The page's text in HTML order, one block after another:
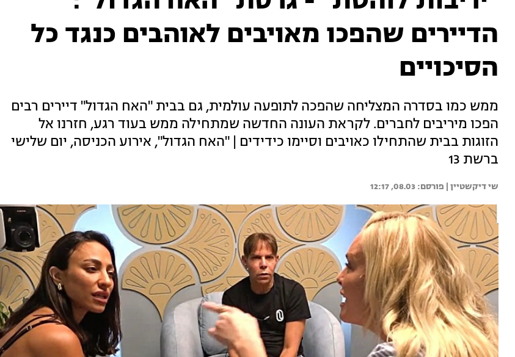
הדיירים שהפכו מאויבים לאוהבים כנגד כל
הסיכויים
ממש כמו בסדרה המצליחה שהפכה לתופעה עולמית, גם בבית "האח הגדול" דיירים רבים
הפכו מיריבים לחברים. לקראת העונה החדשה שמתחילה ממש בעוד רגע, חזרנו אל
הזוגות בבית שהתחילו כאויבים וסיימו כידידים | "האח הגדול", אירוע הכניסה, יום שלישי
ברשת 13
שי דיקשטיין | 08.03, 12:17